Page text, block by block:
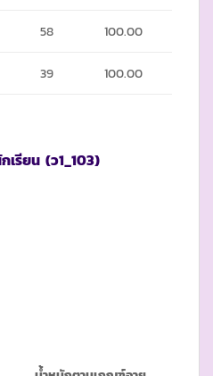
58 100.00
39 100.00
เรียน (ว1_103)